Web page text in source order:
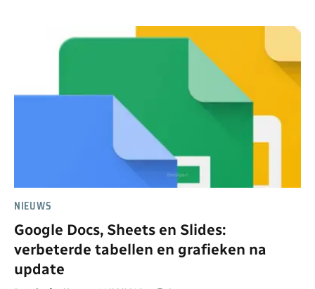
NIEUWS
Google Docs, Sheets en Slides:
verbeterde tabellen en grafieken na
update